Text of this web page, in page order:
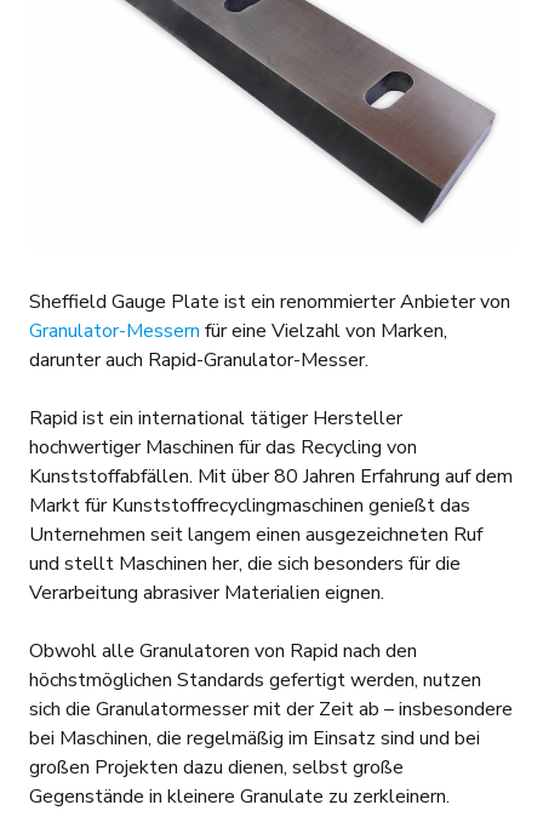
Sheffield Gauge Plate ist ein renommierter Anbieter von
Granulator-Messern für eine Vielzahl von Marken,
darunter auch Rapid-Granulator-Messer.
Rapid ist ein international tätiger Hersteller
hochwertiger Maschinen für das Recycling von
Kunststoffabfällen. Mit über 80 Jahren Erfahrung auf dem
Markt für Kunststoffrecyclingmaschinen genießt das
Unternehmen seit langem einen ausgezeichneten Ruf
und stellt Maschinen her, die sich besonders für die
Verarbeitung abrasiver Materialien eignen.
Obwohl alle Granulatoren von Rapid nach den
höchstmöglichen Standards gefertigt werden, nutzen
sich die Granulatormesser mit der Zeit ab – insbesondere
bei Maschinen, die regelmäßig im Einsatz sind und bei
großen Projekten dazu dienen, selbst große
Gegenstände in kleinere Granulate zu zerkleinern.